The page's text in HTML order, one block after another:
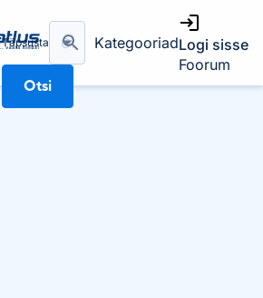
Täpsusta
Otsi
KategooriadLogi sisse
Foorum